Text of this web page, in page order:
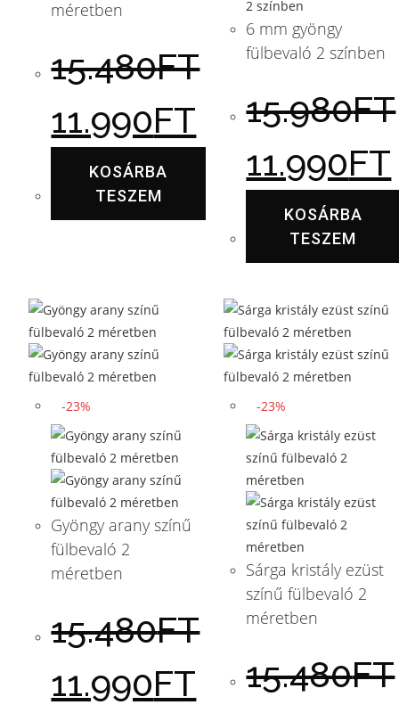
méretben
15.480FT
11.990FT
KOSÁRBA
TESZEM
6 mm gyöngy
fülbevaló 2 színben
15.980FT
11.990FT
KOSÁRBA
TESZEM
-23%
Gyöngy arany színű
fülbevaló 2
méretben
15.480FT
11.990FT
-23%
Sárga kristály ezüst
színű fülbevaló 2
méretben
15.480FT